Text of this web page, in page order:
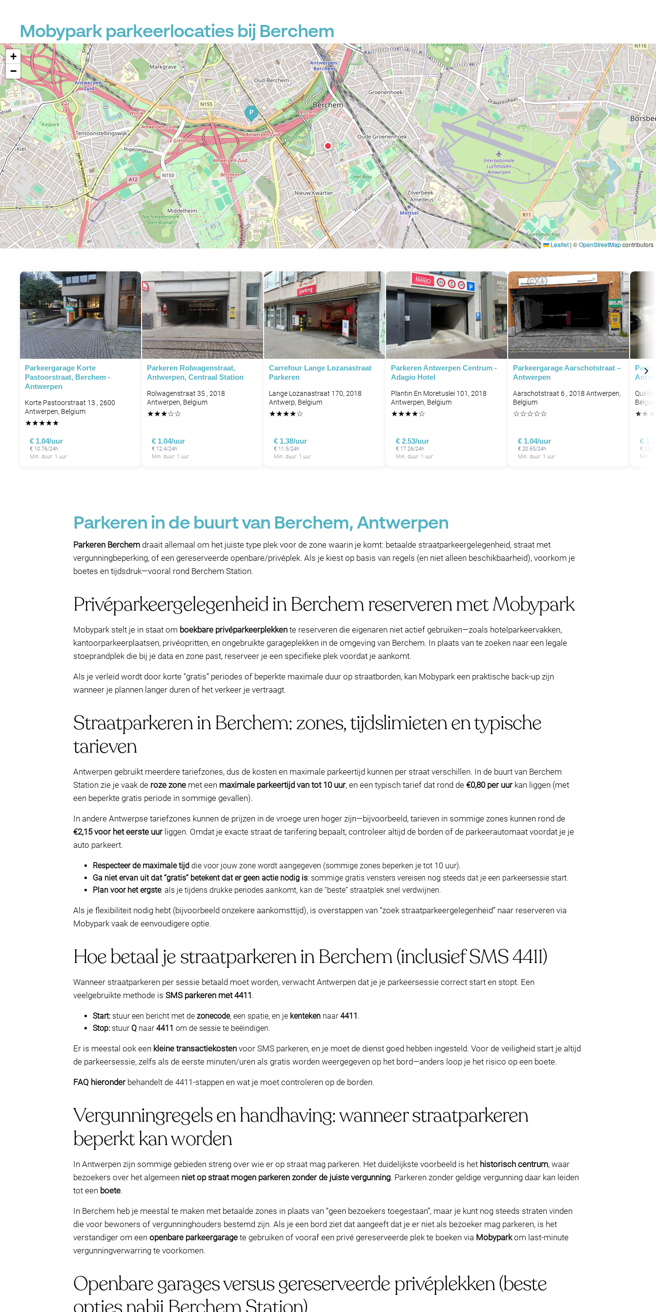
Mobypark parkeerlocaties bij Berchem
P
P
+
−
Leaflet | ©OpenStreetMapcontributors
Parkeergarage Korte
Pastoorstraat, Berchem -
Antwerpen
Korte Pastoorstraat 13 , 2600
Antwerpen, Belgium
★★★★★
€ 1.04/uur
€ 10.76/24h
Min. duur: 1 uur
Parkeren Rolwagenstraat,
Antwerpen, Centraal Station
Rolwagenstraat 35 , 2018
Antwerpen, Belgium
★★★☆☆
€ 1.04/uur
€ 12.4/24h
Min. duur: 1 uur
Carrefour Lange Lozanastraat
Parkeren
Lange Lozanastraat 170, 2018
Antwerp, Belgium
★★★★☆
€ 1.38/uur
€ 11.5/24h
Min. duur: 1 uur
Parkeren Antwerpen Centrum -
Adagio Hotel
Plantin En Moretuslei 101, 2018
Antwerpen, Belgium
★★★★☆
€ 2.53/uur
€ 17.26/24h
Min. duur: 1 uur
Parkeergarage Aarschotstraat –
Antwerpen
Aarschotstraat 6 , 2018 Antwerpen,
Belgium
☆☆☆☆☆
€ 1.04/uur
€ 20.65/24h
Min. duur: 1 uur
★★ ★
€
€
Min.
Parkeren in de buurt van Berchem, Antwerpen
Parkeren Berchem draait allemaal om het juiste type plek voor de zone waarin je komt: betaalde straatparkeergelegenheid, straat met
vergunningbeperking, of een gereserveerde openbare/privéplek. Als je kiest op basis van regels (en niet alleen beschikbaarheid), voorkom je
boetes en tijdsdruk—vooral rond Berchem Station.
Privéparkeergelegenheid in Berchem reserveren met Mobypark
Mobypark stelt je in staat om boekbare privéparkeerplekken te reserveren die eigenaren niet actief gebruiken—zoals hotelparkeervakken,
kantoorparkeerplaatsen, privéopritten, en ongebruikte garageplekken in de omgeving van Berchem. In plaats van te zoeken naar een legale
stoeprandplek die bij je data en zone past, reserveer je een specifieke plek voordat je aankomt.
Als je verleid wordt door korte “gratis” periodes of beperkte maximale duur op straatborden, kan Mobypark een praktische back-up zijn
wanneer je plannen langer duren of het verkeer je vertraagt.
Straatparkeren in Berchem: zones, tijdslimieten en typische
tarieven
Antwerpen gebruikt meerdere tariefzones, dus de kosten en maximale parkeertijd kunnen per straat verschillen. In de buurt van Berchem
Station zie je vaak de roze zone met een maximale parkeertijd van tot 10 uur, en een typisch tarief dat rond de €0,80 per uurkan liggen (met
een beperkte gratis periode in sommige gevallen).
In andere Antwerpse tariefzones kunnen de prijzen in de vroege uren hoger zijn—bijvoorbeeld, tarieven in sommige zones kunnen rond de
€2,15 voor het eerste uurliggen. Omdat je exacte straat de tarifering bepaalt, controleer altijd de borden of de parkeerautomaat voordat je je
auto parkeert.
Respecteer de maximale tijd die voor jouw zone wordt aangegeven (sommige zones beperken je tot 10 uur).
Ga niet ervan uit dat “gratis” betekent dat er geen actie nodig is: sommige gratis vensters vereisen nog steeds dat je een parkeersessie start.
Plan voor het ergste: als je tijdens drukke periodes aankomt, kan de “beste” straatplek snel verdwijnen.
Als je flexibiliteit nodig hebt (bijvoorbeeld onzekere aankomsttijd), is overstappen van “zoek straatparkeergelegenheid” naar reserveren via
Mobypark vaak de eenvoudigere optie.
Hoe betaal je straatparkeren in Berchem (inclusief SMS 4411)
Wanneer straatparkeren per sessie betaald moet worden, verwacht Antwerpen dat je je parkeersessie correct start en stopt. Een
veelgebruikte methode is SMS parkeren met 4411.
Start: stuur een bericht met de zonecode, een spatie, en je kenteken naar4411 .
Stop: stuur Q naar4411 om de sessie te beëindigen.
Er is meestal ook een kleine transactiekosten voor SMS parkeren, en je moet de dienst goed hebben ingesteld. Voor de veiligheid start je altijd
de parkeersessie, zelfs als de eerste minuten/uren als gratis worden weergegeven op het bord—anders loop je het risico op een boete.
FAQ hieronderbehandelt de 4411-stappen en wat je moet controleren op de borden.
Vergunningregels en handhaving: wanneer straatparkeren
beperkt kan worden
In Antwerpen zijn sommige gebieden streng over wie er op straat mag parkeren. Het duidelijkste voorbeeld is het historisch centrum, waar
bezoekers over het algemeen niet op straat mogen parkeren zonder de juiste vergunning. Parkeren zonder geldige vergunning daar kan leiden
tot een boete.
In Berchem heb je meestal te maken met betaalde zones in plaats van “geen bezoekers toegestaan”, maar je kunt nog steeds straten vinden
die voor bewoners of vergunninghouders bestemd zijn. Als je een bord ziet dat aangeeft dat je er niet als bezoeker mag parkeren, is het
verstandiger om een openbare parkeergarage te gebruiken of vooraf een privé gereserveerde plek te boeken via Mobyparkom last-minute
vergunningverwarring te voorkomen.
Openbare garages versus gereserveerde privéplekken (beste